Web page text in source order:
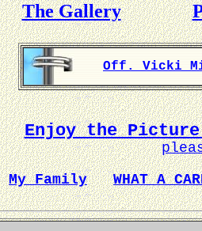
The Gallery
Off. Vicki
Enjoy the Picture
My Family
WHAT A